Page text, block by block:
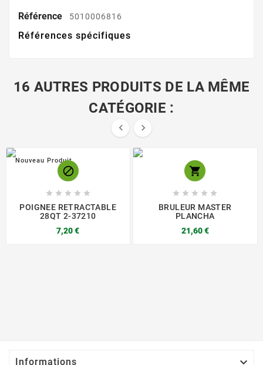
Référence 5010006816
Références spécifiques
16 AUTRES PRODUITS DE LA MÊME
CATÉGORIE :
 
Nouveau Produit

    
POIGNEE RETRACTABLE
28QT 2-37210
7,20 €

    
BRULEUR MASTER
PLANCHA
21,60 €
Informations